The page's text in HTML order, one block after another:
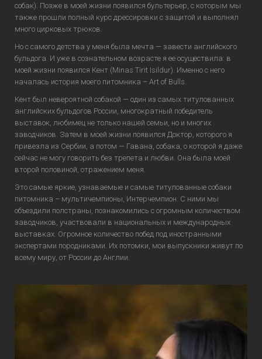
собак). Позже в моей жизни появился бультерьер, с которым мы
также прошли полный курс дрессировки с защитой и выполнял
много цирковых трюков.
Но с самого детства у меня была мечта — завести английского
бульдога. И уже в сознательном возрасте я ее осуществила: в
моей жизни появился Кент (Minas Tirit Isildur). Именно с него
началась история моего питомника – Art of Bulls.
Кент был невероятной собакой — один из самых титулованных
английских бульдогов России, многократный победитель
выставок, любимец не только нашей семьи, но и многих
заводчиков. Затем в моей жизни появился Доктор, которого я
привезла из Сербии, а потом — Гавана, собака, о которой я даже
сейчас не могу говорить без трепета и любви. Она была моей
второй половиной, отражением меня.
Это самые яркие, узнаваемые и самые титулованные собаки
питомника – мультичемпионы, Интерчемпион. С ними мы
объездили полстраны, познакомились с огромным количеством
заводчиков, участвовали в национальных и международных
выставках. Огромное количество побед под иностранными
экспертами породниками. Их потомки, мои выпускники живут по
всему миру, от России до Англии.